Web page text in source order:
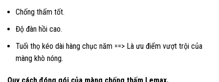
Chống thấm tốt.
Độ đàn hồi cao.
Tuổi thọ kéo dài hàng chục năm ==> Là ưu điểm vượt trội của
màng khò nóng.
Quy cách đóng gói của màng chống thấm Lemax.